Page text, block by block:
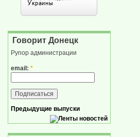
Говорит Донецк
Рупор администрации
email: *
Предыдущие выпуски